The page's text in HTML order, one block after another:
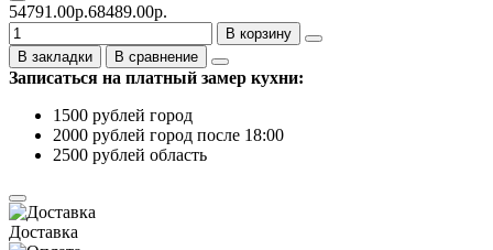
54791.00р.68489.00р.
В корзину
В закладки
В сравнение
Записаться на платный замер кухни:
1500 рублей город
2000 рублей город после 18:00
2500 рублей область
Доставка